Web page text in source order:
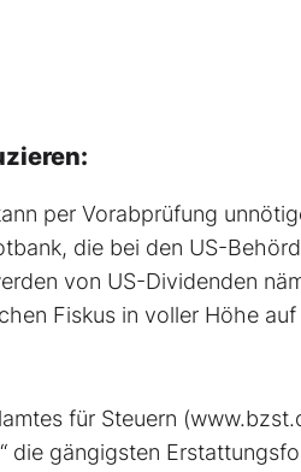
per Vorabprüfung
die bei den US-
von US-Dividenden
Fiskus in voller Höhe
für Steuern
die gängigsten